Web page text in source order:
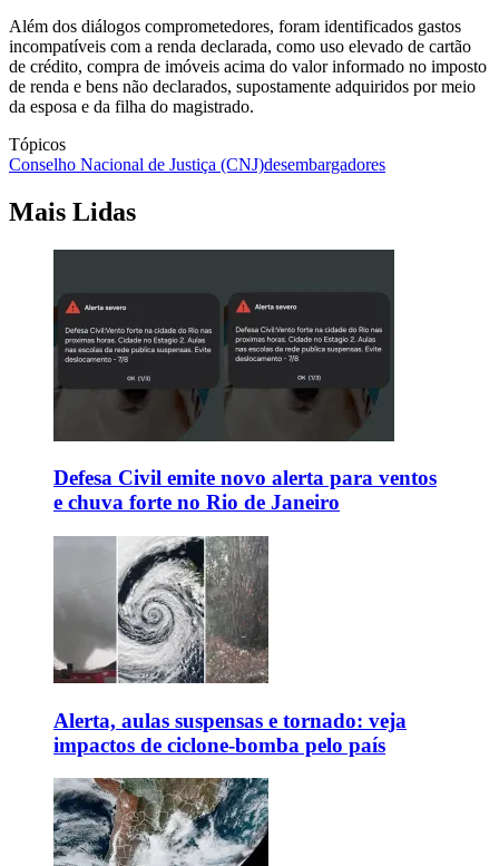
Além dos diálogos comprometedores, foram identificados gastos
incompatíveis com a renda declarada, como uso elevado de cartão
de crédito, compra de imóveis acima do valor informado no imposto
de renda e bens não declarados, supostamente adquiridos por meio
da esposa e da filha do magistrado.
Tópicos
Conselho Nacional de Justiça (CNJ)desembargadores
Mais Lidas
Defesa Civil emite novo alerta para ventos
e chuva forte no Rio de Janeiro
Alerta, aulas suspensas e tornado: veja
impactos de ciclone-bomba pelo país